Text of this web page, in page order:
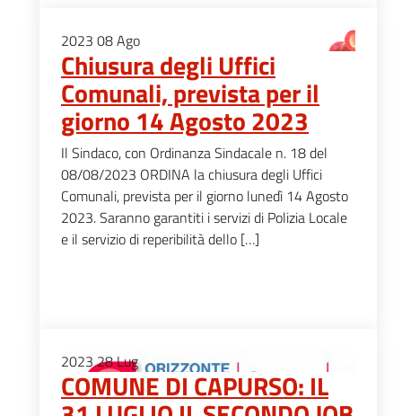
2023 08Ago
Chiusura degli Uffici
Comunali, prevista per il
giorno 14 Agosto 2023
Il Sindaco, con Ordinanza Sindacale n. 18 del
08/08/2023 ORDINA la chiusura degli Uffici
Comunali, prevista per il giorno lunedì 14 Agosto
2023. Saranno garantiti i servizi di Polizia Locale
e il servizio di reperibilità dello […]
202328Lug
COMUNE DI CAPURSO: IL